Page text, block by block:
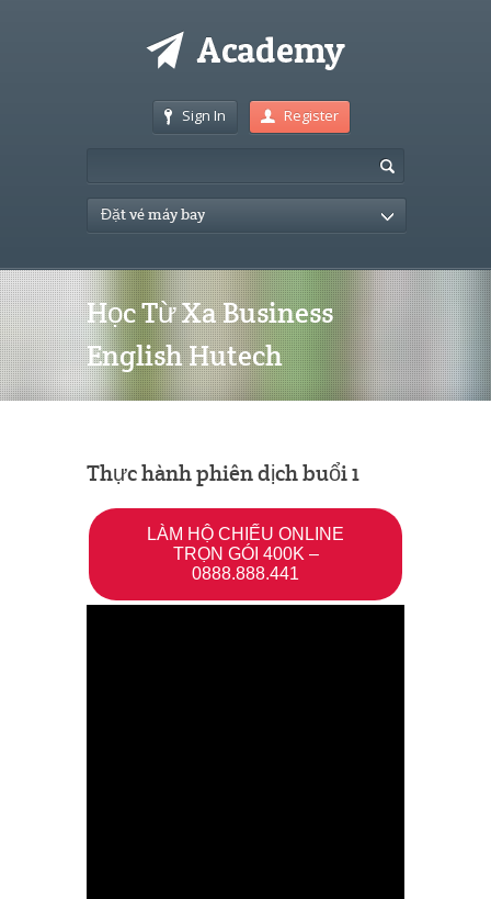
Sign In Register
Đặt vé máy bay
Học Từ Xa Business
English Hutech
Thực hành phiên dịch buổi 1
LÀM HỘ CHIẾU ONLINE
TRỌN GÓI 400K –
0888.888.441